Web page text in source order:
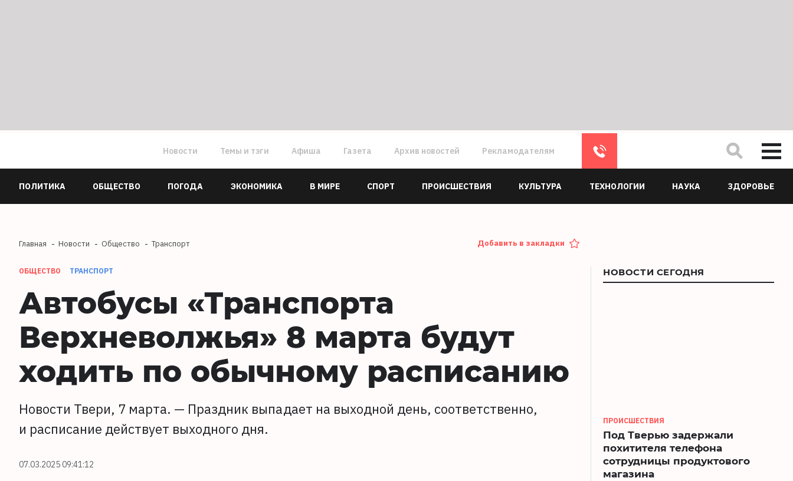
Новости Темы и тэги Афиша Газета Архив новостей Рекламодателям
ПОЛИТИКА ОБЩЕСТВО ПОГОДА ЭКОНОМИКА В МИРЕ СПОРТ ПРОИСШЕСТВИЯ КУЛЬТУРА ТЕХНОЛОГИИ НАУКА ЗДОРОВЬЕ
Главная Новости Общество Транспорт Добавить в закладки
ОБЩЕСТВО ТРАНСПОРТ
Автобусы «Транспорта
Верхневолжья» 8 марта будут
ходить по обычному расписанию
Новости Твери, 7 марта. — Праздник выпадает на выходной день, соответственно,
и расписание действует выходного дня.
07.03.2025 09:41:12
НОВОСТИ СЕГОДНЯ
ПРОИСШЕСТВИЯ
Под Тверью задержали
похитителя телефона
сотрудницы продуктового
магазина